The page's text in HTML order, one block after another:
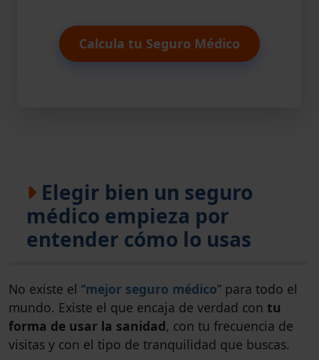
Calcula tu Seguro Médico
Elegir bien un seguro
médico empieza por
entender cómo lo usas
No existe el “mejor seguro médico” para todo el
mundo. Existe el que encaja de verdad con tu
forma de usar la sanidad, con tu frecuencia de
visitas y con el tipo de tranquilidad que buscas.